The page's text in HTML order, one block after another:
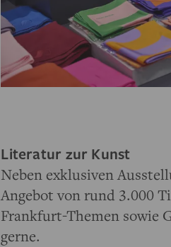
Literatur zur Kunst
Neben exklusiven
Angebot von rund 3.000
Frankfurt-Themen sowie
gerne.